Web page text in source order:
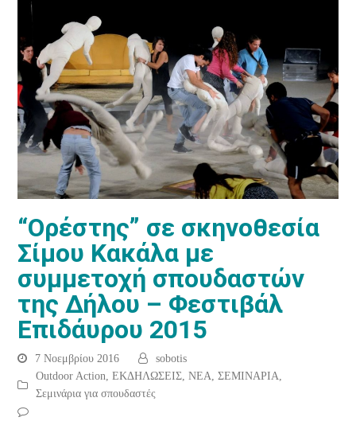
“Ορέστης” σε σκηνοθεσία
Σίμου Κακάλα με
συμμετοχή σπουδαστών
της Δήλου – Φεστιβάλ
Επιδάυρου 2015
7 Νοεμβρίου 2016
sobotis
Outdoor Action,ΕΚΔΗΛΩΣΕΙΣ,ΝΕΑ,ΣΕΜΙΝΑΡΙΑ,
Σεμινάρια για σπουδαστές